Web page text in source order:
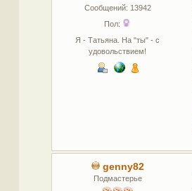
Сообщений: 13942
Пол:
Я - Татьяна. На "ты" - с
удовольствием!
genny82
Подмастерье